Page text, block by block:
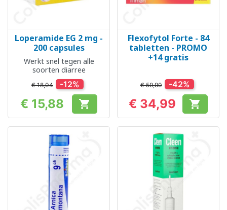
Loperamide EG 2 mg -
200 capsules
Werkt snel tegen alle
soorten diarree
€ 18,04 -12%
Prijs
€ 15,88 
Flexofytol Forte - 84
tabletten - PROMO
+14 gratis
€ 59,90 -42%
Prijs
€ 34,99 